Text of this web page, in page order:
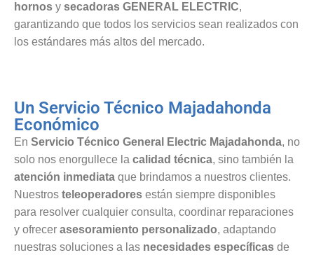
hornos y secadoras GENERAL ELECTRIC,
garantizando que todos los servicios sean realizados con
los estándares más altos del mercado.
Un Servicio Técnico Majadahonda
Económico
En Servicio Técnico General Electric Majadahonda, no
solo nos enorgullece la calidad técnica, sino también la
atención inmediata que brindamos a nuestros clientes.
Nuestros teleoperadores están siempre disponibles
para resolver cualquier consulta, coordinar reparaciones
y ofrecer asesoramiento personalizado, adaptando
nuestras soluciones a las necesidades específicas de